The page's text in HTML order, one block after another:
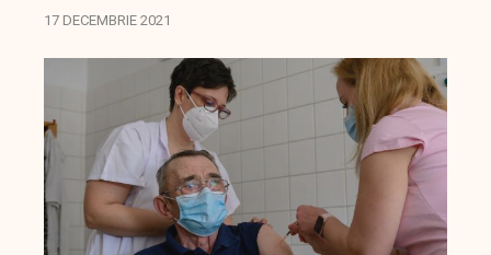
vaccineze împotriva COVID-19 cu Pfizer şi
Johnson, din cauza...
17 DECEMBRIE 2021